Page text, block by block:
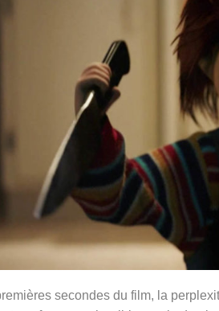
secondes du film, la